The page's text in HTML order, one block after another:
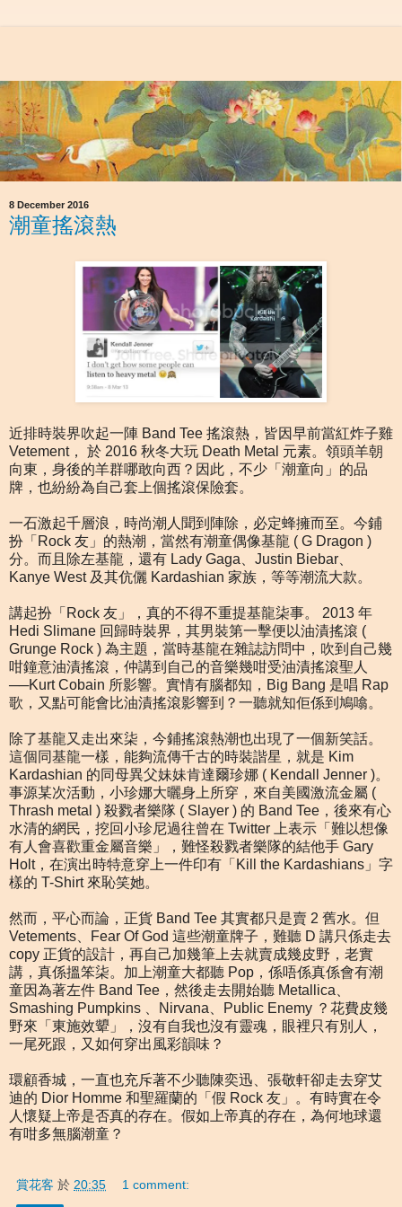
8 December 2016
潮童搖滾熱
近排時裝界吹起一陣 Band Tee 搖滾熱，皆因早前當紅炸子雞
Vetement， 於 2016 秋冬大玩 Death Metal 元素。領頭羊朝
向東，身後的羊群哪敢向西？因此，不少「潮童向」的品
牌，也紛紛為自己套上個搖滾保險套。
一石激起千層浪，時尚潮人聞到陣除，必定蜂擁而至。今鋪
扮「Rock 友」的熱潮，當然有潮童偶像基龍 ( G Dragon )
分。而且除左基龍，還有 Lady Gaga、Justin Biebar、
Kanye West 及其伉儷 Kardashian 家族，等等潮流大款。
講起扮「Rock 友」，真的不得不重提基龍柒事。 2013 年
Hedi Slimane 回歸時裝界，其男裝第一擊便以油漬搖滾 (
Grunge Rock ) 為主題，當時基龍在雜誌訪問中，吹到自己幾
咁鐘意油漬搖滾，仲講到自己的音樂幾咁受油漬搖滾聖人
──Kurt Cobain 所影響。實情有腦都知，Big Bang 是唱 Rap
歌，又點可能會比油漬搖滾影響到？一聽就知佢係到鳩噏。
除了基龍又走出來柒，今鋪搖滾熱潮也出現了一個新笑話。
這個同基龍一樣，能夠流傳千古的時裝諧星，就是 Kim
Kardashian 的同母異父妹妹肯達爾珍娜 ( Kendall Jenner )。
事源某次活動，小珍娜大曬身上所穿，來自美國激流金屬 (
Thrash metal ) 殺戮者樂隊 ( Slayer ) 的 Band Tee，後來有心
水清的網民，挖回小珍尼過往曾在 Twitter 上表示「難以想像
有人會喜歡重金屬音樂」，難怪殺戮者樂隊的結他手 Gary
Holt，在演出時特意穿上一件印有「Kill the Kardashians」字
樣的 T-Shirt 來恥笑她。
然而，平心而論，正貨 Band Tee 其實都只是賣 2 舊水。但
Vetements、Fear Of God 這些潮童牌子，難聽 D 講只係走去
copy 正貨的設計，再自己加幾筆上去就賣成幾皮野，老實
講，真係搵笨柒。加上潮童大都聽 Pop，係唔係真係會有潮
童因為著左件 Band Tee，然後走去開始聽 Metallica、
Smashing Pumpkins 、Nirvana、Public Enemy ？花費皮幾
野來「東施效顰」，沒有自我也沒有靈魂，眼裡只有別人，
一尾死跟，又如何穿出風彩韻味？
環顧香城，一直也充斥著不少聽陳奕迅、張敬軒卻走去穿艾
迪的 Dior Homme 和聖羅蘭的「假 Rock 友」。有時實在令
人懷疑上帝是否真的存在。假如上帝真的存在，為何地球還
有咁多無腦潮童？
賞花客 於 20:35 1 comment: